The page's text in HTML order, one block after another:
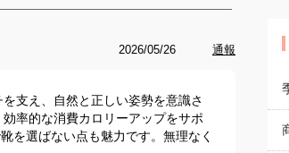
2026/05/26 通報
支え、自然と正しい姿勢を意識さ
率的な消費カロリーアップをサポ
を選ばない点も魅力です。無理なく